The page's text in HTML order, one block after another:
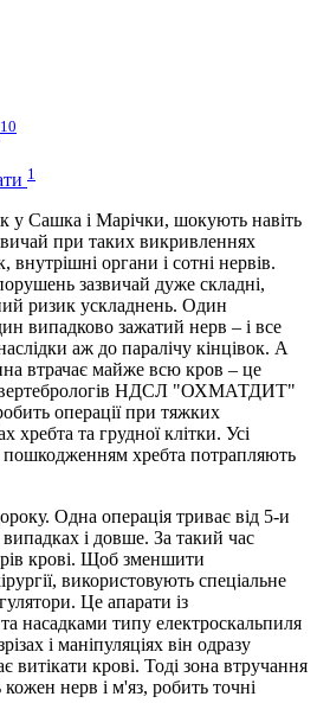
10
1
у Сашка і Марічки, шокують навіть
при таких викривленнях
внутрішні органи і сотні нервів.
зазвичай дуже складні,
ризик ускладнень. Один
випадково зажатий нерв – і все
аж до паралічу кінцівок. А
втрачає майже всю кров – це
вертебрологів НДСЛ "ОХМАТДИТ"
операції при тяжких
хребта та грудної клітки. Усі
пошкодженням хребта потрапляють
Одна операція триває від 5-и
і довше. За такий час
крові. Щоб зменшити
використовують спеціальне
Це апарати із
насадками типу електроскальпиля
і маніпуляціях він одразу
крові. Тоді зона втручання
кожен нерв і м'яз, робить точні